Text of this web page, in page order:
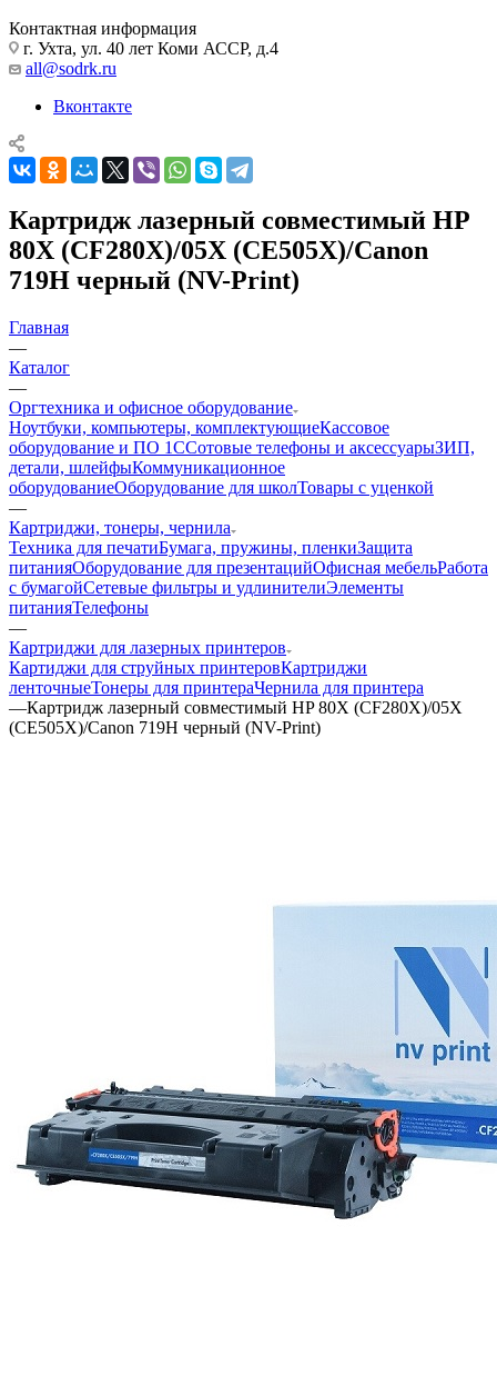
Контактная информация
г. Ухта, ул. 40 лет Коми АССР, д.4
all@sodrk.ru
Вконтакте
Картридж лазерный совместимый HP
80X (CF280X)/05X (CE505X)/Canon
719H черный (NV-Print)
Главная
—
Каталог
—
Оргтехника и офисное оборудование
Ноутбуки, компьютеры, комплектующиеКассовое
оборудование и ПО 1ССотовые телефоны и аксессуарыЗИП,
детали, шлейфыКоммуникационное
оборудованиеОборудование для школТовары с уценкой
—
Картриджи, тонеры, чернила
Техника для печатиБумага, пружины, пленкиЗащита
питанияОборудование для презентацийОфисная мебельРабота
с бумагойСетевые фильтры и удлинителиЭлементы
питанияТелефоны
—
Картриджи для лазерных принтеров
Картиджи для струйных принтеровКартриджи
ленточныеТонеры для принтераЧернила для принтера
—Картридж лазерный совместимый HP 80X (CF280X)/05X
(CE505X)/Canon 719H черный (NV-Print)